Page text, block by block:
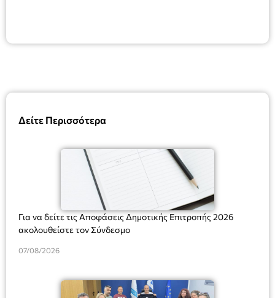
Δείτε Περισσότερα
Για να δείτε τις Αποφάσεις Δημοτικής Επιτροπής 2026
ακολουθείστε τον Σύνδεσμο
07/08/2026